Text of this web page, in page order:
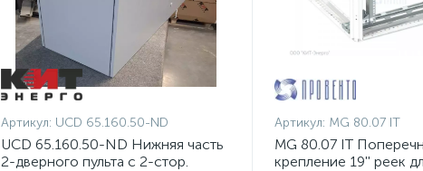
Артикул: UCD 65.160.50-ND
UCD 65.160.50-ND Нижняя часть
2-дверного пульта с 2-стор.
Артикул: MG 80.07 IT
MG 80.07 IT
крепление 19'' реек